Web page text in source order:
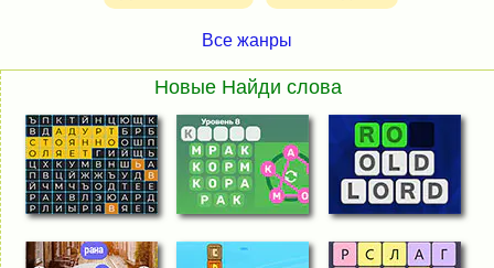
Все жанры
Новые Найди слова